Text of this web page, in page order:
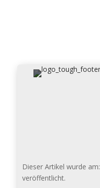
Dieser Artikel wurde am:
veröffentlicht.